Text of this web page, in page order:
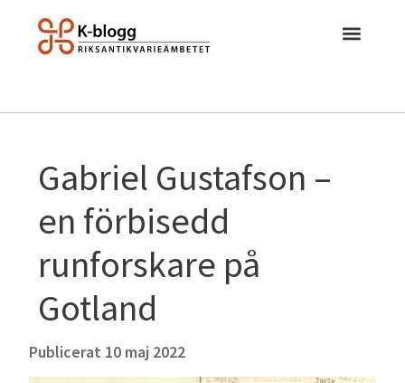
Gabriel Gustafson –
en förbisedd
runforskare på
Gotland
Publicerat 10 maj 2022